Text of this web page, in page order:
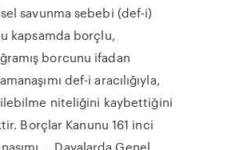
savunma sebebi (def-i)
kapsamda borçlu,
borcunu ifadan
def-i aracılığıyla,
niteliğini kaybettiğini
Borçlar Kanunu 161 inci
… Davalarda Genel